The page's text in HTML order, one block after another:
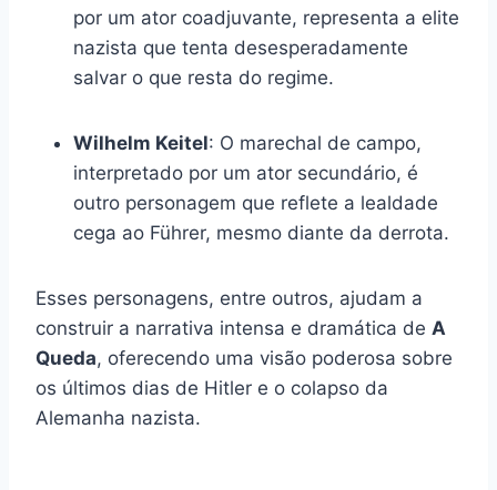
por um ator coadjuvante, representa a elite
nazista que tenta desesperadamente
salvar o que resta do regime.
Wilhelm Keitel: O marechal de campo,
interpretado por um ator secundário, é
outro personagem que reflete a lealdade
cega ao Führer, mesmo diante da derrota.
Esses personagens, entre outros, ajudam a
construir a narrativa intensa e dramática de A
Queda, oferecendo uma visão poderosa sobre
os últimos dias de Hitler e o colapso da
Alemanha nazista.